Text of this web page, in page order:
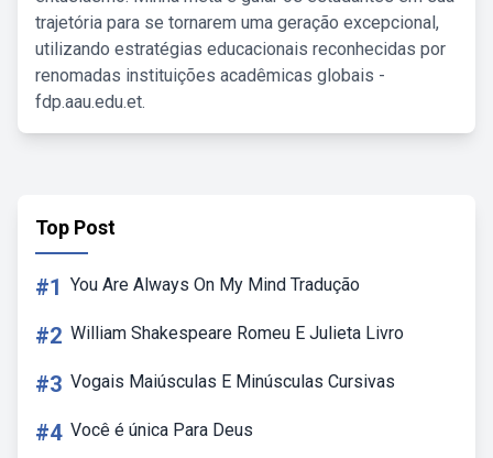
trajetória para se tornarem uma geração excepcional,
utilizando estratégias educacionais reconhecidas por
renomadas instituições acadêmicas globais -
fdp.aau.edu.et.
Top Post
#1 You Are Always On My Mind Tradução
#2 William Shakespeare Romeu E Julieta Livro
#3 Vogais Maiúsculas E Minúsculas Cursivas
#4 Você é única Para Deus